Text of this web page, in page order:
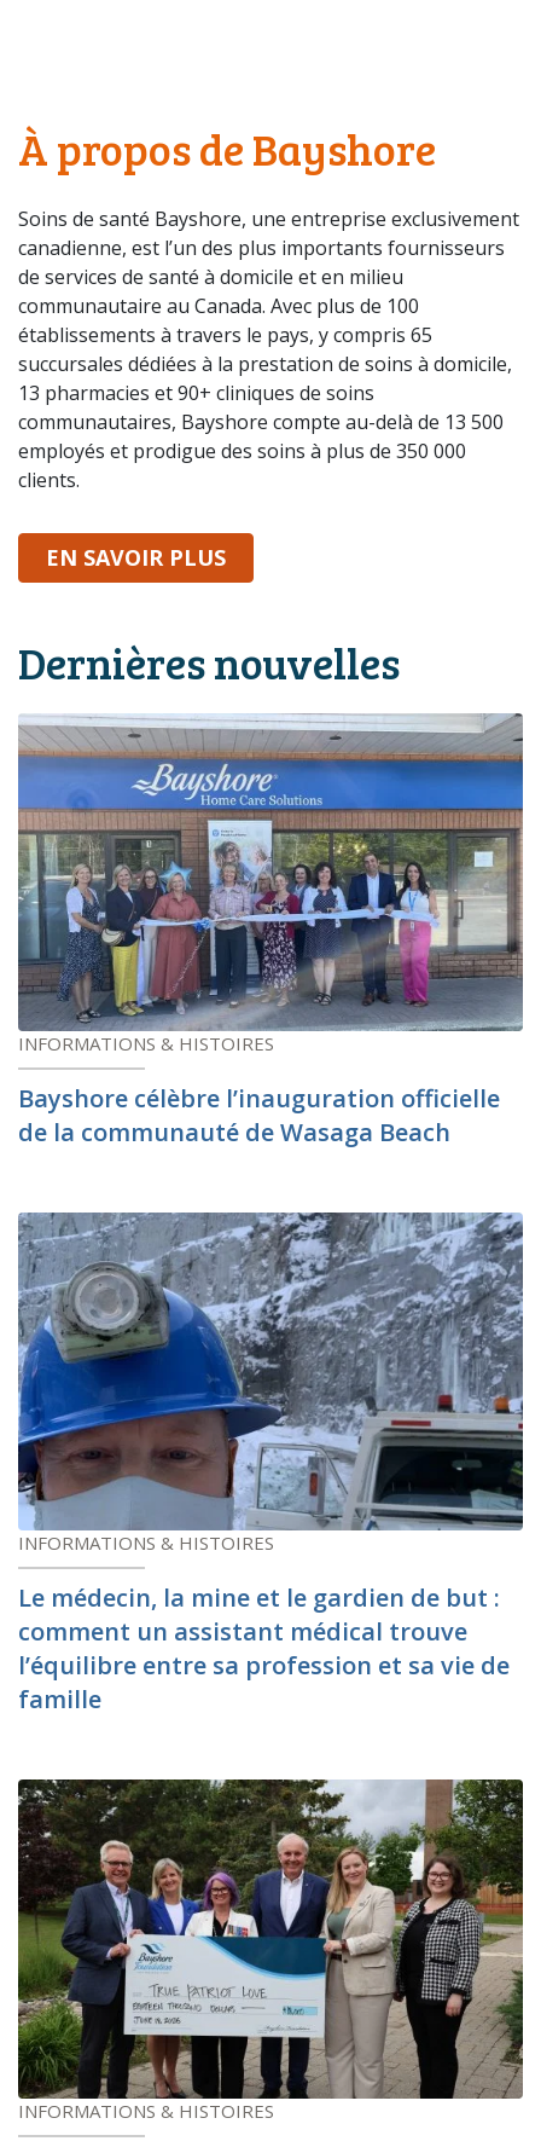
À propos de Bayshore
Soins de santé Bayshore, une entreprise exclusivement
canadienne, est l’un des plus importants fournisseurs
de services de santé à domicile et en milieu
communautaire au Canada. Avec plus de 100
établissements à travers le pays, y compris 65
succursales dédiées à la prestation de soins à domicile,
13 pharmacies et 90+ cliniques de soins
communautaires, Bayshore compte au-delà de 13 500
employés et prodigue des soins à plus de 350 000
clients.
EN SAVOIR PLUSSUR BAYSHORE
Dernières nouvelles
INFORMATIONS & HISTOIRES
Bayshore célèbre l’inauguration officielle
de la communauté de Wasaga Beach
INFORMATIONS & HISTOIRES
Le médecin, la mine et le gardien de but :
comment un assistant médical trouve
l’équilibre entre sa profession et sa vie de
famille
INFORMATIONS & HISTOIRES